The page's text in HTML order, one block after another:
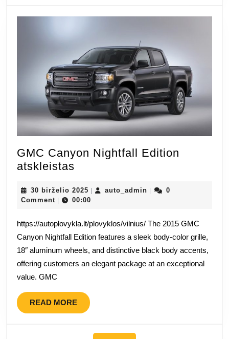
GMC Canyon Nightfall Edition
atskleistas
Nightfall
Edition
atskleistas
30 birželio 2025 30
birželio
auto_admin auto_admin
0
Comment
00:00
https://autoplovykla.lt/plovyklos/vilnius/ The 2015 GMC
Canyon Nightfall Edition features a sleek body-color grille,
18″ aluminum wheels, and distinctive black body accents,
offering customers an elegant package at an exceptional
value. GMC
READ MOREREAD
MORE